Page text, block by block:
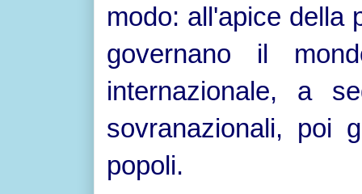
modo: all'apice della
governano il
internazionale, a
sovranazionali, poi
popoli.